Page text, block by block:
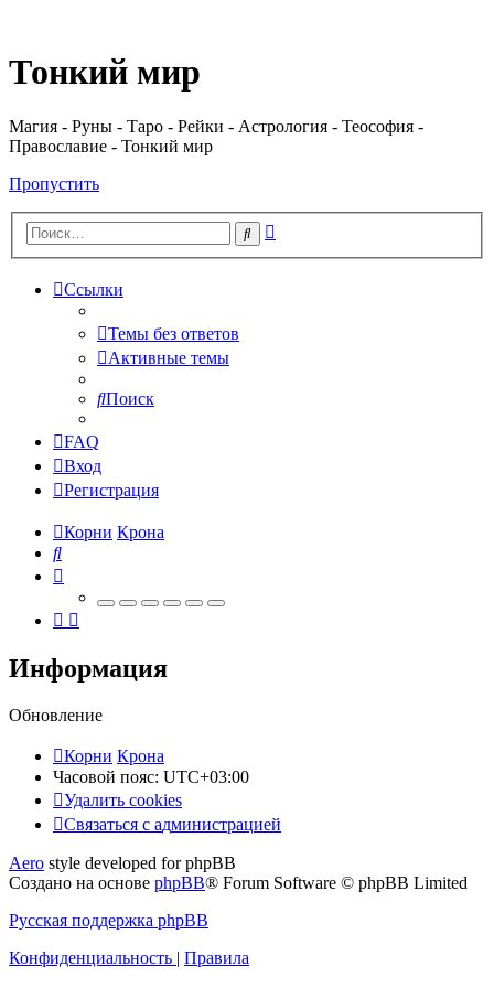
Тонкий мир
Магия - Руны - Таро - Рейки - Астрология - Теософия -
Православие - Тонкий мир
Пропустить
Поиск
Ссылки
Темы без ответов
Активные темы
Поиск
FAQ
Вход
Регистрация
Корни Крона
Поиск
Информация
Обновление
Корни Крона
Часовой пояс: UTC+03:00
Удалить cookies
Связаться
администрацией
Связаться с администрацией
Aero style developed for phpBB
Создано на основе phpBB® Forum Software © phpBB Limited
Русская поддержка phpBB
Конфиденциальность | Правила